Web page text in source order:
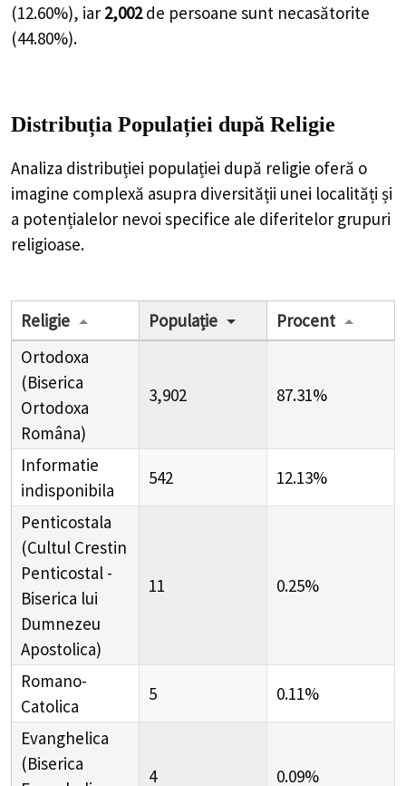
(12.60%), iar 2,002 de persoane sunt necasătorite
(44.80%).
Distribuția Populației după Religie
Analiza distribuției populației după religie oferă o
imagine complexă asupra diversității unei localități și
a potențialelor nevoi specifice ale diferitelor grupuri
religioase.
Religie Populație
Procent
Ortodoxa
(Biserica
Ortodoxa
Româna)
3,902 87.31%
Informatie
indisponibila
542 12.13%
Penticostala
(Cultul Crestin
Penticostal -
Biserica lui
Dumnezeu
Apostolica)
11 0.25%
Romano-
Catolica
5 0.11%
Evanghelica
(Biserica
4 0.09%